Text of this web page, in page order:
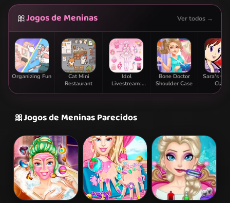
🎀Jogos de Meninas Ver todos →
Organizing Fun
Cat Mini
Restaurant
Idol
Livestream:
Bone Doctor
Shoulder Case
Sara's
Class:
🎀Jogos de Meninas Parecidos